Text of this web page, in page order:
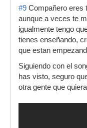
#9 Compañero eres
aunque a veces te
igualmente tengo
tienes enseñando,
que estan
Siguiendo con el
has visto, seguro
otra gente que